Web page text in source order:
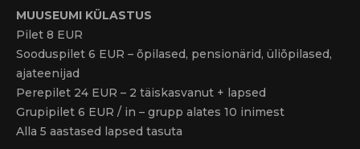
MUUSEUMI KÜLASTUS
Pilet 8 EUR
Sooduspilet 6 EUR – õpilased, pensionärid, üliõpilased,
ajateenijad
Perepilet 24 EUR – 2 täiskasvanut + lapsed
Grupipilet 6 EUR / in – grupp alates 10 inimest
Alla 5 aastased lapsed tasuta